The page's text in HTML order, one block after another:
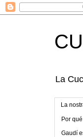
La
La
Por
Gaudí